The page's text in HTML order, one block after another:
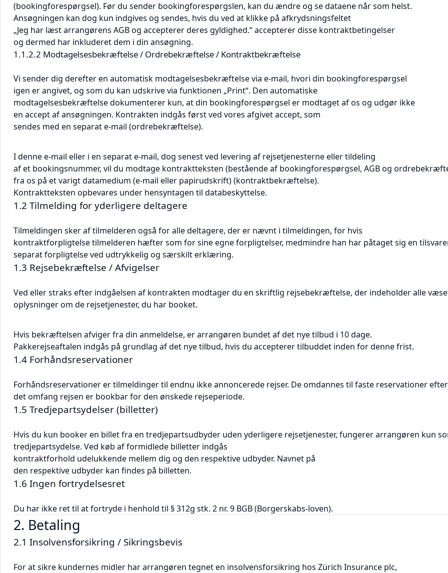
(bookingforespørgsel). Før du sender bookingforespørgslen, kan du ændre og se dataene når som helst.
Ansøgningen kan dog kun indgives og sendes, hvis du ved at klikke på afkrydsningsfeltet
„Jeg har læst arrangørens AGB og accepterer deres gyldighed.“ accepterer disse kontraktbetingelser
og dermed har inkluderet dem i din ansøgning.
1.1.2.2 Modtagelsesbekræftelse / Ordrebekræftelse / Kontraktbekræftelse
Vi sender dig derefter en automatisk modtagelsesbekræftelse via e-mail, hvori din bookingforespørgsel
igen er angivet, og som du kan udskrive via funktionen „Print“. Den automatiske
modtagelsesbekræftelse dokumenterer kun, at din bookingforespørgsel er modtaget af os og udgør ikke
en accept af ansøgningen. Kontrakten indgås først ved vores afgivet accept, som
sendes med en separat e-mail (ordrebekræftelse).
I denne e-mail eller i en separat e-mail, dog senest ved levering af rejsetjenesterne eller tildeling
af et bookingsnummer, vil du modtage kontraktteksten (bestående af bookingforespørgsel, AGB og
fra os på et varigt datamedium (e-mail eller papirudskrift) (kontraktbekræftelse).
Kontraktteksten opbevares under hensyntagen til databeskyttelse.
1.2 Tilmelding for yderligere deltagere
Tilmeldingen sker af tilmelderen også for alle deltagere, der er nævnt i tilmeldingen, for hvis
kontraktforpligtelse tilmelderen hæfter som for sine egne forpligtelser, medmindre han har påtaget sig en
separat forpligtelse ved udtrykkelig og særskilt erklæring.
1.3 Rejsebekræftelse / Afvigelser
Ved eller straks efter indgåelsen af kontrakten modtager du en skriftlig rejsebekræftelse, der indeholder alle
oplysninger om de rejsetjenester, du har booket.
Hvis bekræftelsen afviger fra din anmeldelse, er arrangøren bundet af det nye tilbud i 10 dage.
Pakkerejseaftalen indgås på grundlag af det nye tilbud, hvis du accepterer tilbuddet inden for denne frist.
1.4 Forhåndsreservationer
Forhåndsreservationer er tilmeldinger til endnu ikke annoncerede rejser. De omdannes til faste reservationer
det omfang rejsen er bookbar for den ønskede rejseperiode.
1.5 Tredjepartsydelser (billetter)
Hvis du kun booker en billet fra en tredjepartsudbyder uden yderligere rejsetjenester, fungerer arrangøren kun
tredjepartsydelse. Ved køb af formidlede billetter indgås
kontraktforhold udelukkende mellem dig og den respektive udbyder. Navnet på
den respektive udbyder kan findes på billetten.
1.6 Ingen fortrydelsesret
Du har ikke ret til at fortryde i henhold til § 312g stk. 2 nr. 9 BGB (Borgerskabs-loven).
2. Betaling
2.1 Insolvensforsikring / Sikringsbevis
For at sikre kundernes midler har arrangøren tegnet en insolvensforsikring hos Zürich Insurance plc,